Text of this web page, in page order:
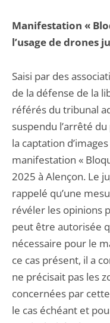
Manifestation «
l’usage de drones
Saisi par des
de la défense de la
référés du tribunal
suspendu l’arrêté
la captation
manifestation «
2025 à Alençon. Le
rappelé qu’une
révéler les opinions
peut être autorisée
nécessaire pour le
ce cas présent, il a
ne précisait pas les
concernées par
le cas échéant et